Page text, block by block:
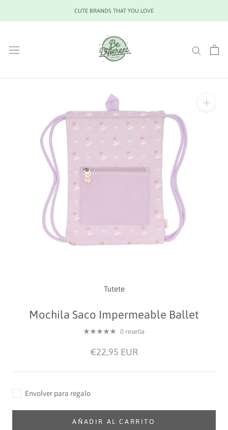
CUTE BRANDS THAT YOU LOVE
Tutete
Mochila Saco Impermeable Ballet
0 reseña
€22,95 EUR
Envolver para regalo
AÑADIR AL CARRITO